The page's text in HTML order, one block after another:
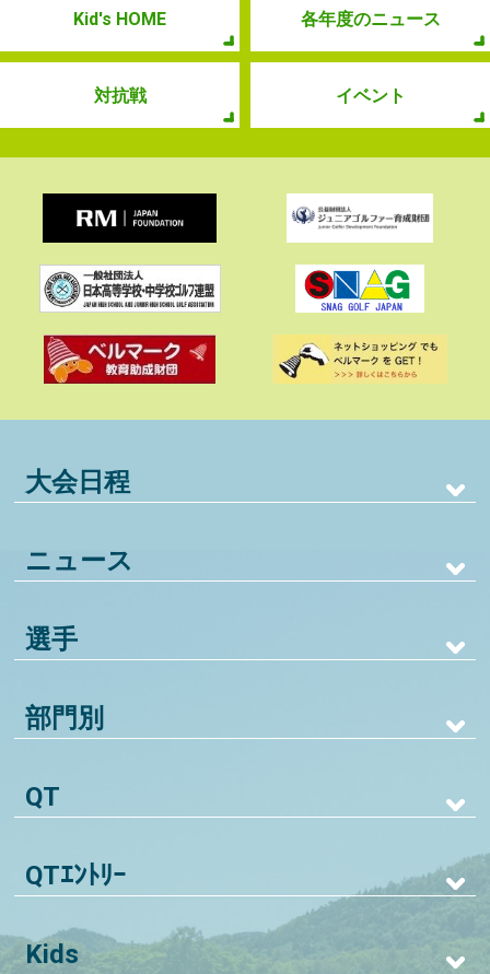
Kid's HOME 各年度のニュース
対抗戦 イベント
大会日程
ニュース
選手
部門別
QT
QTｴﾝﾄﾘｰ
Kids